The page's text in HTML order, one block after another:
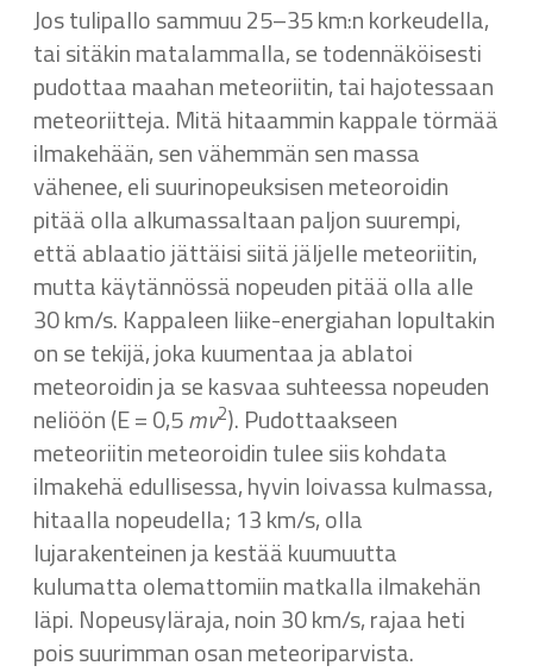
Jos tulipallo sammuu 25–35 km:n korkeudella,
tai sitäkin matalammalla, se todennäköisesti
pudottaa maahan meteoriitin, tai hajotessaan
meteoriitteja. Mitä hitaammin kappale törmää
ilmakehään, sen vähemmän sen massa
vähenee, eli suurinopeuksisen meteoroidin
pitää olla alkumassaltaan paljon suurempi,
että ablaatio jättäisi siitä jäljelle meteoriitin,
mutta käytännössä nopeuden pitää olla alle
30 km/s. Kappaleen liike-energiahan lopultakin
on se tekijä, joka kuumentaa ja ablatoi
meteoroidin ja se kasvaa suhteessa nopeuden
neliöön (E = 0,5mv2). Pudottaakseen
meteoriitin meteoroidin tulee siis kohdata
ilmakehä edullisessa, hyvin loivassa kulmassa,
hitaalla nopeudella; 13 km/s, olla
lujarakenteinen ja kestää kuumuutta
kulumatta olemattomiin matkalla ilmakehän
läpi. Nopeusyläraja, noin 30 km/s, rajaa heti
pois suurimman osan meteoriparvista.